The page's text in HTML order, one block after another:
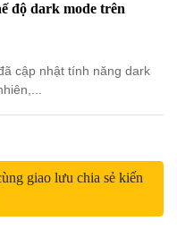
độ dark mode trên
cập nhật tính năng dark
giao lưu chia sẻ kiến